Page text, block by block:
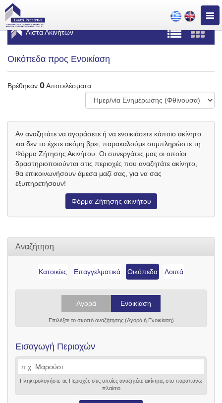
Λίστα Ακινήτων
Οικόπεδα προς Ενοικίαση
Βρέθηκαν 0Αποτελέσματα
Αν αναζητάτε να αγοράσετε ή να ενοικιάσετε κάποιο ακίνητο
και δεν το έχετε ακόμη βρει, παρακαλούμε συμπληρώστε τη
Φόρμα Ζήτησης Ακινήτου. Οι συνεργάτες μας οι οποίοι
δραστηριοποιούνται στις περιοχές που αναζητάτε ακίνητο,
θα επικοινωνήσουν άμεσα μαζί σας, για να σας
εξυπηρετήσουν!
Φόρμα Ζήτησης ακινήτου
Αναζήτηση
Κατοικίες Επαγγελματικά Οικόπεδα Λοιπά
Αγορά Ενοικίαση
Επιλέξτε το σκοπό αναζήτησης (Αγορά ή Ενοικίαση)
Εισαγωγή Περιοχών
Πληκτρολογήστε τις Περιοχές στις οποίες αναζητάτε ακίνητα, στο παραπάνω
πλαίσιο